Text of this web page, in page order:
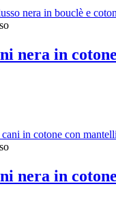
nera in
nera in